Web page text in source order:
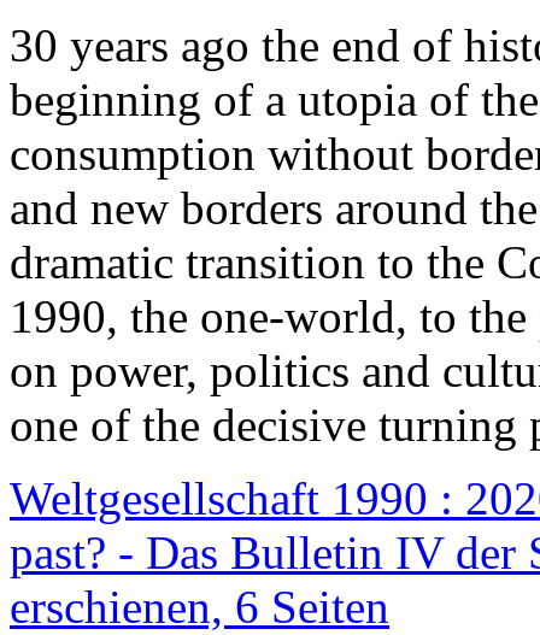
30 years ago the end of
beginning of a utopia of
consumption without
and new borders around
dramatic transition to the
1990, the one-world, to the
on power, politics and
one of the decisive turning
Weltgesellschaft 1990 :
past? - Das Bulletin IV der
erschienen, 6 Seiten